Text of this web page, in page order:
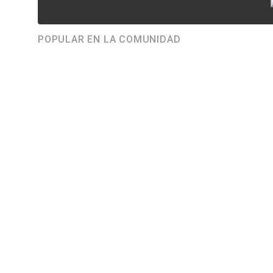
POPULAR EN LA COMUNIDAD